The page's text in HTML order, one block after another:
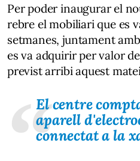
Per poder inaugurar el
rebre el mobiliari que es
setmanes, juntament
es va adquirir per valor
previst arribi aquest
El centre
aparell
connectat a la